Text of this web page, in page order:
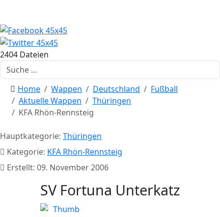
2404 Dateien
Suchen
Home Wappen Deutschland
Fußball
Aktuelle Wappen
Thüringen
KFA Rhön-Rennsteig
Hauptkategorie: Thüringen
Kategorie: KFA Rhön-Rennsteig
Erstellt: 09. November 2006
SV Fortuna Unterkatz